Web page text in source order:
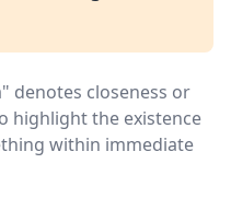
denotes closeness or
highlight the existence
within immediate